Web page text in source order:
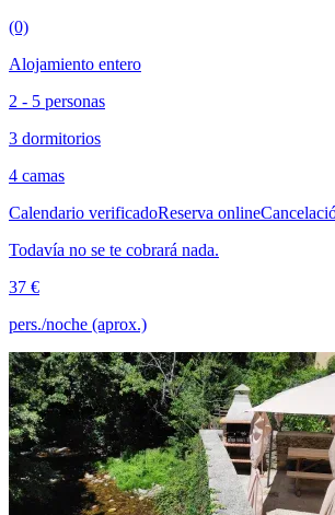
(0)
Alojamiento entero
2 - 5 personas
3 dormitorios
4 camas
Calendario verificadoReserva online
Todavía no se te cobrará nada.
37 €
pers./noche (aprox.)